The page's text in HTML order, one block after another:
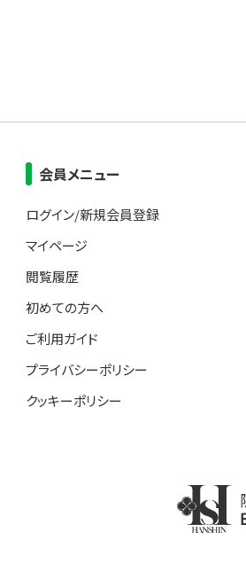
会員メニュー
ログイン/新規会員登録
マイページ
閲覧履歴
初めての方へ
ご利用ガイド
プライバシーポリシー
クッキーポリシー